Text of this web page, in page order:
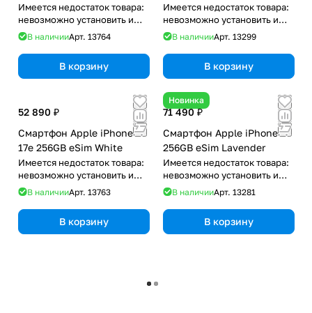
Имеется недостаток товара:
невозможно установить и
использовать RuStore
В наличииАрт. 13764
В корзину
Имеется недостаток товара:
невозможно установить и
использовать RuStore
В наличииАрт. 13299
В корзину
52 890 ₽
Смартфон Apple iPhone
17e 256GB eSim White
Имеется недостаток товара:
невозможно установить и
использовать RuStore
В наличииАрт. 13763
В корзину
Новинка
71 490 ₽
Смартфон Apple iPhone 17
256GB eSim Lavender
Имеется недостаток товара:
невозможно установить и
использовать RuStore
В наличииАрт. 13281
В корзину
Загрузить еще